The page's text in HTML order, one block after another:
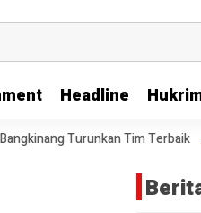
Headline
Turunkan Tim Terbaik